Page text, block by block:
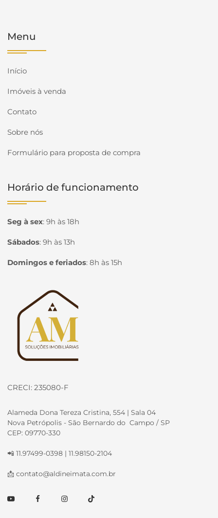
Menu
Início
Imóveis à venda
Contato
Sobre nós
Formulário para proposta de compra
Horário de funcionamento
Seg à sex: 9h às 18h
Sábados: 9h às 13h
Domingos e feriados: 8h às 15h
Página inicial
CRECI: 235080-F
Alameda Dona Tereza Cristina, 554 | Sala 04
Nova Petrópolis - São Bernardo do Campo / SP
CEP: 09770-330
📲 11.97499-0398 | 11.98150-2104
📩 contato@aldineimata.com.br
YoutubeFacebookInstagramTikTok